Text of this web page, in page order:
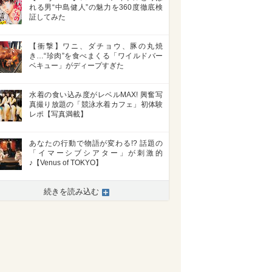
れる男“中島健人”の魅力を360度徹底検
証してみた
【衝撃】ワニ、ダチョウ、豚の丸焼
き…“珍肉”を食べまくる「ワイルドバー
ベキュー」がディープすぎた
水着の食い込み度がレベルMAX! 興奮写
真撮り放題の「競泳水着カフェ」初体験
レポ【写真満載】
あなたの行動で物語が変わる!? 話題の
「イマーシブシアター」が刺激的
♪【Venus of TOKYO】
続きを読み込む